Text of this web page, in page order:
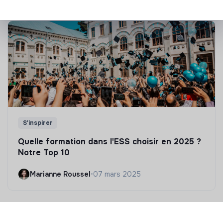
S'inspirer
Quelle formation dans l'ESS choisir en 2025 ?
Notre Top 10
Marianne Roussel•07 mars 2025